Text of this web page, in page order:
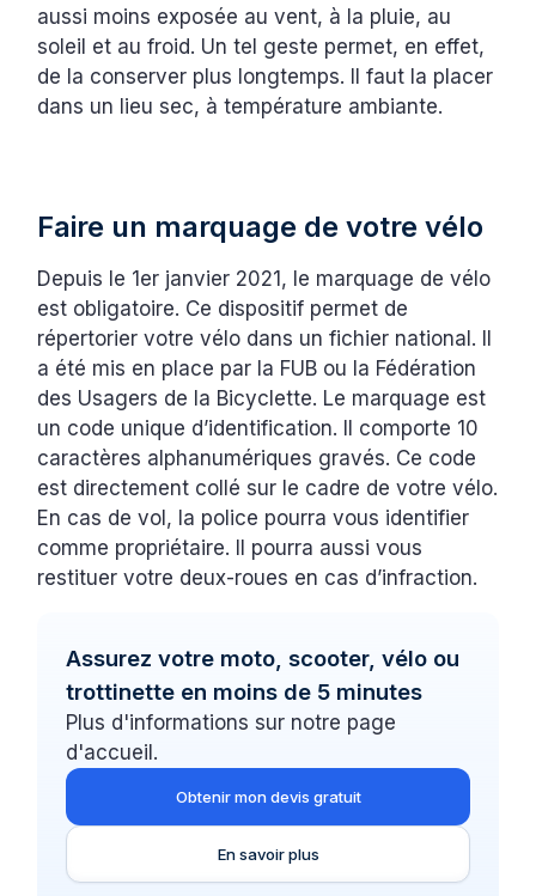
aussi moins exposée au vent, à la pluie, au
soleil et au froid. Un tel geste permet, en effet,
de la conserver plus longtemps. Il faut la placer
dans un lieu sec, à température ambiante.
Faire un marquage de votre vélo
Depuis le 1er janvier 2021, le marquage de vélo
est obligatoire. Ce dispositif permet de
répertorier votre vélo dans un fichier national. Il
a été mis en place par la FUB ou la Fédération
des Usagers de la Bicyclette. Le marquage est
un code unique d’identification. Il comporte 10
caractères alphanumériques gravés. Ce code
est directement collé sur le cadre de votre vélo.
En cas de vol, la police pourra vous identifier
comme propriétaire. Il pourra aussi vous
restituer votre deux-roues en cas d’infraction.
Assurez votre moto, scooter, vélo ou
trottinette en moins de 5 minutes
Plus d'informations sur notre page
d'accueil.
Obtenir mon devis gratuit
En savoir plus